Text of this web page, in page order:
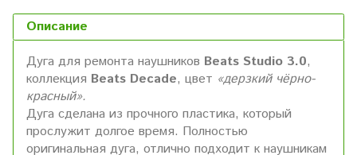
Описание
Дуга для ремонта наушников Beats Studio 3.0,
коллекция Beats Decade, цвет «дерзкий чёрно-
красный».
Дуга сделана из прочного пластика, который
прослужит долгое время. Полностью
оригинальная дуга, отлично подходит к наушникам